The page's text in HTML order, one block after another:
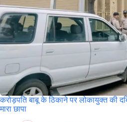
करोड़पति बाबू के ठिकाने पर लोकायुक्त की
मारा छापा